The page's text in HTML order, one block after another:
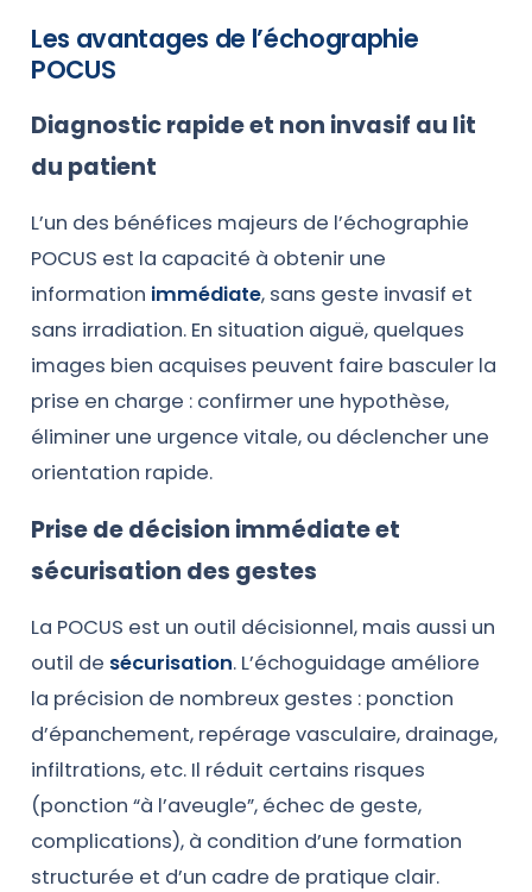
Les avantages de l’échographie
POCUS
Diagnostic rapide et non invasif au lit
du patient
L’un des bénéfices majeurs de l’échographie
POCUS est la capacité à obtenir une
information immédiate, sans geste invasif et
sans irradiation. En situation aiguë, quelques
images bien acquises peuvent faire basculer la
prise en charge : confirmer une hypothèse,
éliminer une urgence vitale, ou déclencher une
orientation rapide.
Prise de décision immédiate et
sécurisation des gestes
La POCUS est un outil décisionnel, mais aussi un
outil de sécurisation. L’échoguidage améliore
la précision de nombreux gestes : ponction
d’épanchement, repérage vasculaire, drainage,
infiltrations, etc. Il réduit certains risques
(ponction “à l’aveugle”, échec de geste,
complications), à condition d’une formation
structurée et d’un cadre de pratique clair.